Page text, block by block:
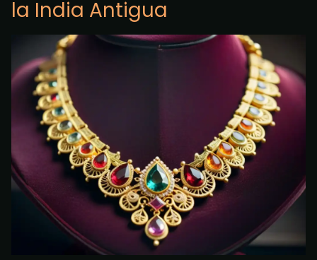
la India Antigua